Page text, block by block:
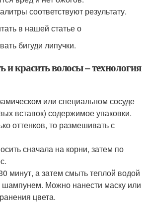
соответствуют результату.
в нашей статье о
бигуди липучки.
и красить волосы – технология
или специальном сосуде
вставок) содержимое упаковки.
оттенков, то размешивать с
сначала на корни, затем по
минут, а затем смыть теплой водой
Можно нанести маску или
цвета.